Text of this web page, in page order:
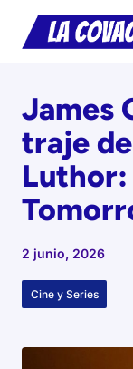
Saltar
James
traje
2 junio, 2026
Cine y Series